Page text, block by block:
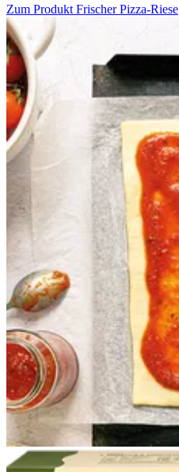
Zum Produkt Frischer Pizza-Riese